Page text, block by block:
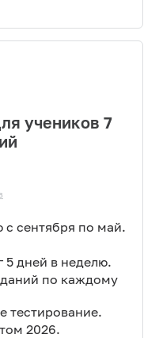
учеников 7
с сентября по май.
5 дней в неделю.
по каждому
тестирование.
2026.